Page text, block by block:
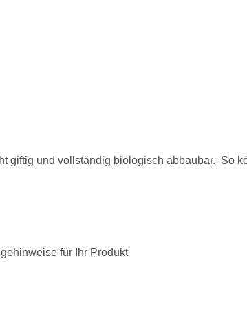
giftig und vollständig biologisch abbaubar. So
für Ihr Produkt